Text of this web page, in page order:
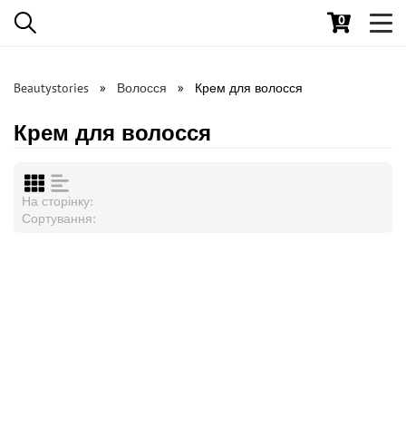
0
Beautystories Волосся Крем для волосся
Крем для волосся
На сторінку:
Сортування: